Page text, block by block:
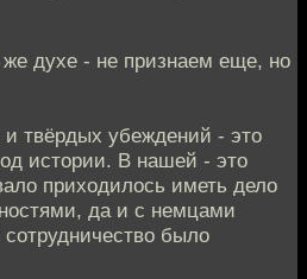
духе - не признаем еще, но
твёрдых убеждений - это
истории. В нашей - это
приходилось иметь дело
да и с немцами
было